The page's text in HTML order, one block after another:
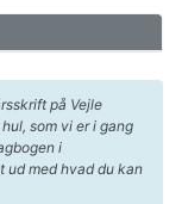
på Vejle
som vi er i gang
i
ud med hvad du kan